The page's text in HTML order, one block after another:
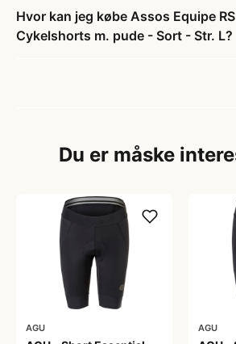
Hvor kan jeg købe Assos Equipe
Cykelshorts m. pude - Sort - Str. L?
Du er måske
AGU AGU